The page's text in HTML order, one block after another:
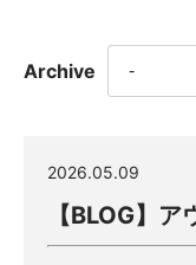
Archive
2026.05.09
【BLOG】ア